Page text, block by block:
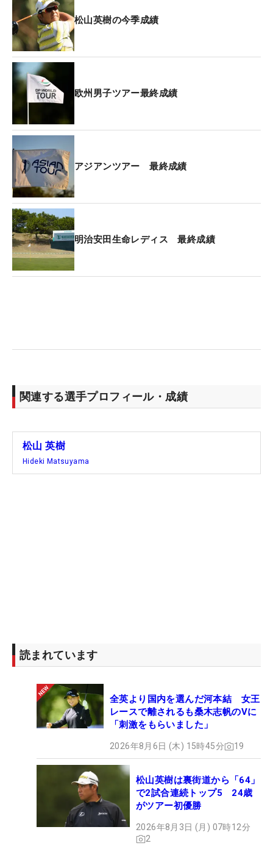
5000ドルで約1億3735万円！ 今季は前週までで獲
得していた賞金が77万ドルあまりだったから、1大
会で大きく上回った。
今大会は5選手が100万ドル超えの賞金を獲得。ちな
みに予選通過を果たしながら最下位の75位だったケ
ビン・キスナー（米国）は4万8750ドル（約653万
円）を得た。
松山英樹の今季成績
欧州男子ツアー最終成績
アジアンツアー 最終成績
明治安田生命レディス 最終成績
関連する選手プロフィール・成績
松山 英樹
Hideki Matsuyama
読まれています
全英より国内を選んだ河本結 女王
レースで離されるも桑木志帆のVに
「刺激をもらいました」
2026年8月6日 (木) 15時45分 19
松山英樹は裏街道から「64」
で2試合連続トップ5 24歳
がツアー初優勝
2026年8月3日 (月) 07時12分
2